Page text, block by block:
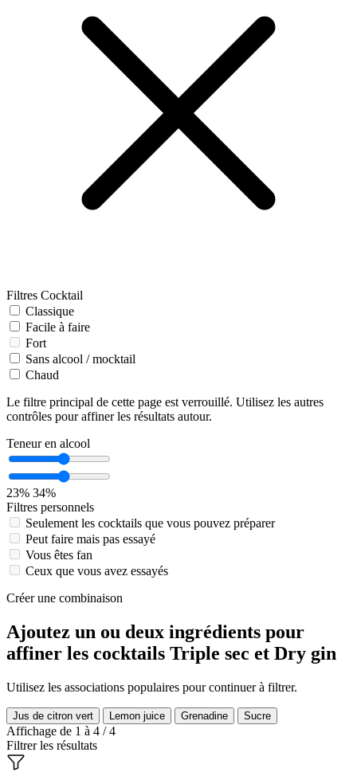
Filtres Cocktail
Classique
Facile à faire
Fort
Sans alcool / mocktail
Chaud
Le filtre principal de cette page est verrouillé. Utilisez les autres
contrôles pour affiner les résultats autour.
Teneur en alcool
23% 34%
Filtres personnels
Seulement les cocktails que vous pouvez préparer
Peut faire mais pas essayé
Vous êtes fan
Ceux que vous avez essayés
Créer une combinaison
Ajoutez un ou deux ingrédients pour
affiner les cocktails Triple sec et Dry gin
Utilisez les associations populaires pour continuer à filtrer.
Jus de citron vert Lemon juice Grenadine Sucre
Affichage de 1 à 4 / 4
Filtrer les résultats